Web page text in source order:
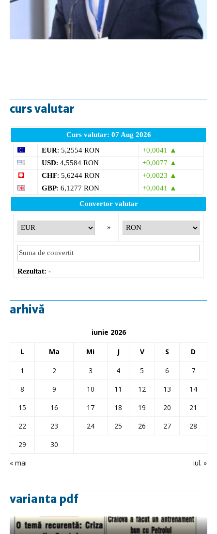
curs valutar
Curs valutar: 07 Aug 2026
EUR: 5,2554 RON
+0,0041 ▲
USD: 4,5584 RON
+0,0077 ▲
CHF: 5,6244 RON
+0,0023 ▲
GBP: 6,1277 RON
+0,0041 ▲
Convertor valutar
»
Rezultat: -
arhivă
iunie 2026
L Ma Mi J V S D
« mai iul. »
1 2 3 4 5 6
7
8
9 10 11 12 13
14
15
16 17 18 19 20
21
22
23 24 25 26 27
28
29
30
varianta pdf